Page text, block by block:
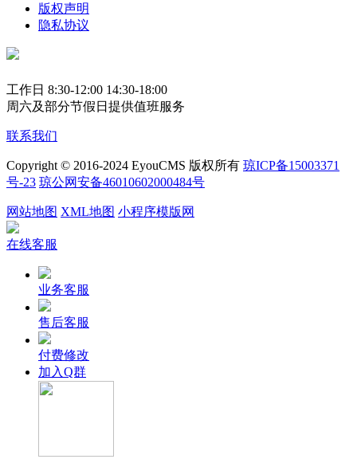
版权声明
隐私协议
工作日 8:30-12:00 14:30-18:00
周六及部分节假日提供值班服务
联系我们
Copyright © 2016-2024 EyouCMS 版权所有 琼ICP备15003371
号-23 琼公网安备46010602000484号
网站地图 XML地图 小程序模版网
在线客服
业务客服
售后客服
付费修改
加入Q群